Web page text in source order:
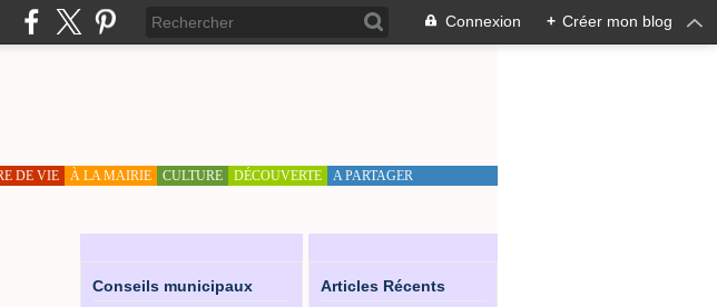
Connexion + Créer mon blog
DE VIE À LA MAIRIE CULTURE DÉCOUVERTE A PARTAGER
Conseils municipaux Articles Récents